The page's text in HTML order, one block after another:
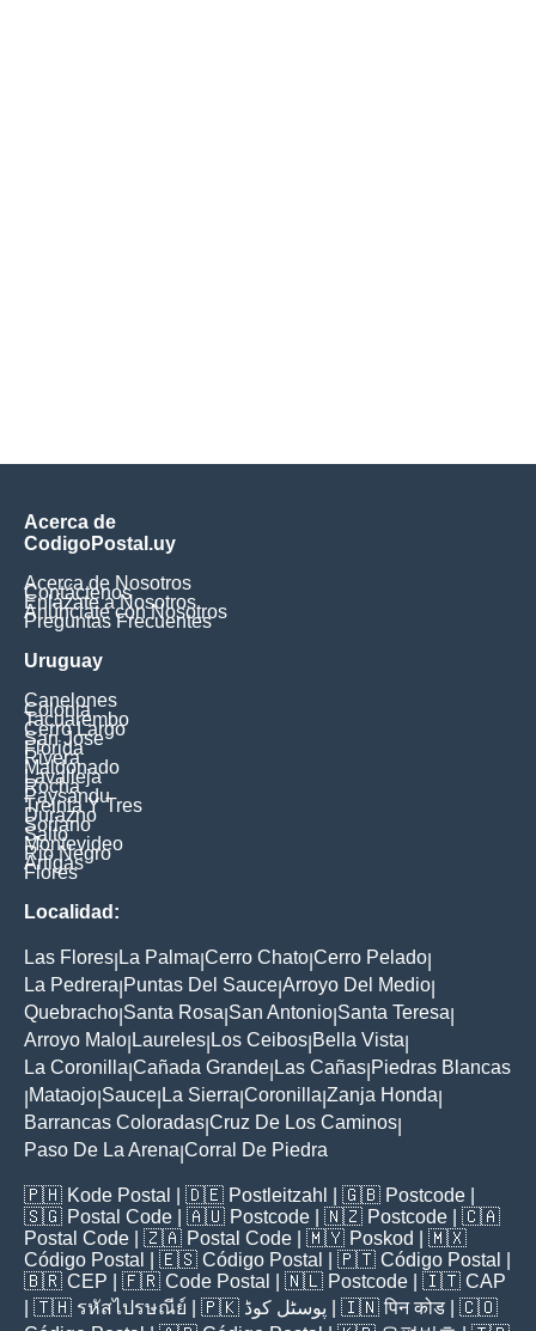
Acerca de
CodigoPostal.uy
Acerca de Nosotros
Contáctenos
Enlázate a Nosotros
Anúnciate con Nosotros
Preguntas Frecuentes
Uruguay
Canelones
Colonia
Tacuarembo
Cerro Largo
San Jose
Florida
Rivera
Maldonado
Lavalleja
Rocha
Paysandu
Treinta Y Tres
Durazno
Soriano
Salto
Montevideo
Rio Negro
Artigas
Flores
Localidad:
Las Flores La Palma Cerro Chato Cerro Pelado
La Pedrera Puntas Del Sauce Arroyo Del Medio
Quebracho Santa Rosa San Antonio Santa Teresa
Arroyo Malo Laureles Los Ceibos Bella Vista
La Coronilla Cañada Grande Las Cañas Piedras Blancas
Mataojo Sauce La Sierra Coronilla Zanja Honda
Barrancas Coloradas Cruz De Los Caminos
Paso De La Arena Corral De Piedra
🇵🇭 Kode Postal | 🇩🇪 Postleitzahl | 🇬🇧 Postcode
🇸🇬 Postal Code | 🇦🇺 Postcode | 🇳🇿 Postcode | 🇨🇦
Postal Code | 🇿🇦 Postal Code | 🇲🇾 Poskod
| 🇲🇽
Código Postal
| 🇪🇸 Código Postal | 🇵🇹 Código Postal
🇧🇷 CEP | 🇫🇷 Code Postal | 🇳🇱 Postcode | 🇮🇹 CAP
| 🇹🇭 รหัสไปรษณีย์ | 🇵🇰 پوسٹل کوڈ | 🇮🇳पिन कोड | 🇨🇴